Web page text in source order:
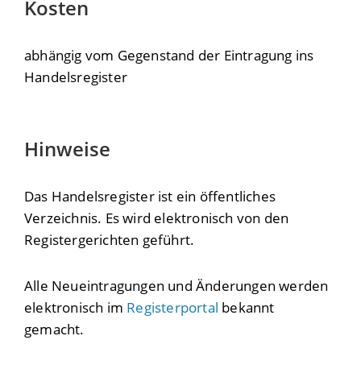
Kosten
abhängig vom Gegenstand der Eintragung ins
Handelsregister
Hinweise
Das Handelsregister ist ein öffentliches
Verzeichnis. Es wird elektronisch von den
Registergerichten geführt.
Alle Neueintragungen und Änderungen werden
elektronisch im Registerportal bekannt
gemacht.